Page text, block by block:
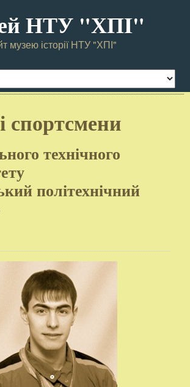
НТУ "ХПI"
музею історії НТУ "ХПІ"
спортсмени
технічного
політехнічний